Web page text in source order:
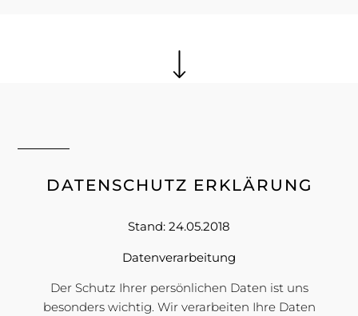
DATENSCHUTZ ERKLÄRUNG
Stand: 24.05.2018
Datenverarbeitung
Der Schutz Ihrer persönlichen Daten ist uns
besonders wichtig. Wir verarbeiten Ihre Daten